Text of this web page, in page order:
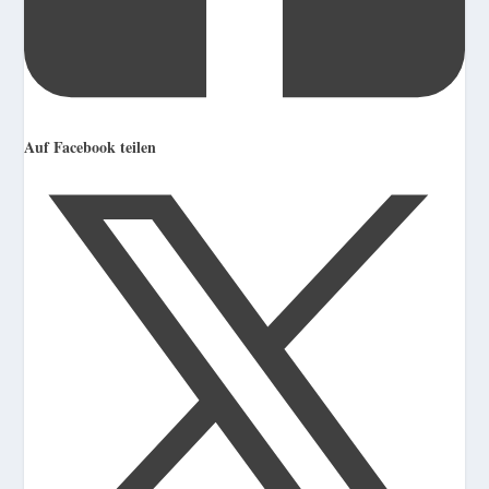
Auf Facebook teilen